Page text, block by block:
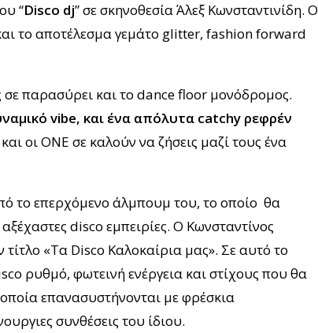
“Disco dj” σε σκηνοθεσία Άλεξ Κωνσταντινίδη. Ο
το αποτέλεσμα γεμάτο glitter, fashion forward
σε παρασύρει και το dance floor μονόδρομος.
vibe, και ένα απόλυτα catchy ρεφρέν
οι ONE σε καλούν να ζήσεις μαζί τους ένα
το επερχόμενο άλμπουμ του, το οποίο θα
disco εμπειρίες. Ο Κωνσταντίνος
τίτλο «Τα Disco Καλοκαίρια μας». Σε αυτό το
ρυθμό, φωτεινή ενέργεια και στίχους που θα
επανασυστήνονται με φρέσκια
συνθέσεις του ίδιου.